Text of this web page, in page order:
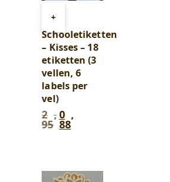
+
aan
winkelwagen
Schooletiketten
– Kisses – 18
etiketten (3
vellen, 6
labels per
vel)
2 ,
95
Oorspronkelijke
prijs
95.
0 ,
88
88.